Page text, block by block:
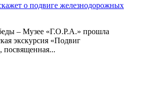
о подвиге железнодорожных
– Музее «Г.О.Р.А.» прошла
экскурсия «Подвиг
посвященная...